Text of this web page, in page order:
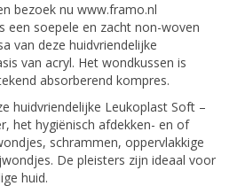
bezoek nu www.framo.nl
een soepele en zacht non-woven
van deze huidvriendelijke
van acryl. Het wondkussen is
absorberend kompres.
huidvriendelijke Leukoplast Soft –
het hygiënisch afdekken- en of
schrammen, oppervlakkige
De pleisters zijn ideaal voor
huid.